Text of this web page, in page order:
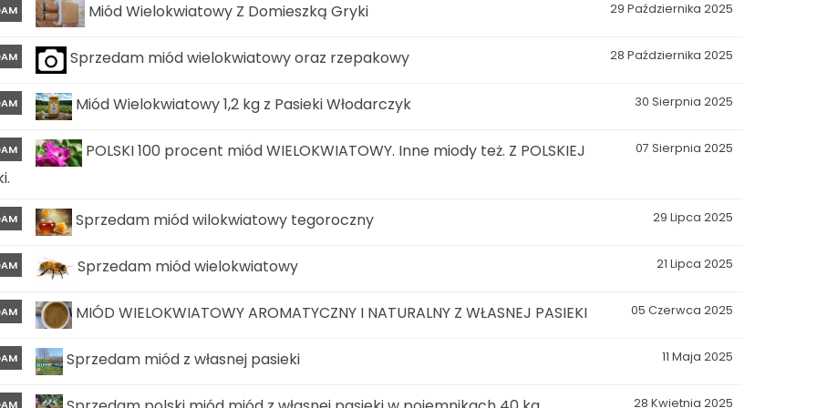
29 Października 2025
Miód Wielokwiatowy Z Domieszką Gryki
28 Października 2025
Sprzedam miód wielokwiatowy oraz rzepakowy
30 Sierpnia 2025
Miód Wielokwiatowy 1,2 kg z Pasieki Włodarczyk
07 Sierpnia 2025
POLSKI 100 procent miód WIELOKWIATOWY. Inne miody też. Z POLSKIEJ
29 Lipca 2025
Sprzedam miód wilokwiatowy tegoroczny
21 Lipca 2025
Sprzedam miód wielokwiatowy
05 Czerwca 2025
MIÓD WIELOKWIATOWY AROMATYCZNY I NATURALNY Z WŁASNEJ PASIEKI
11 Maja 2025
Sprzedam miód z własnej pasieki
28 Kwietnia 2025